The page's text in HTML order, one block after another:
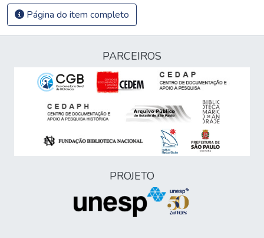
Página do item completo
PARCEIROS
PROJETO